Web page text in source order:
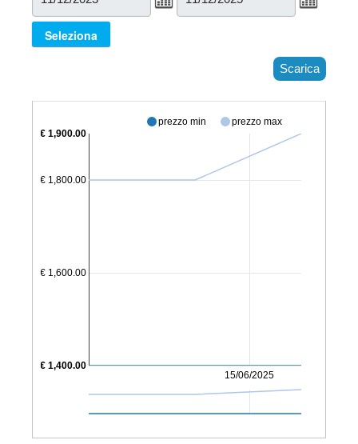
Scarica
prezzo min prezzo max
15/06/2025
€ 1,600.00
€ 1,800.00
€ 1,400.00
€ 1,900.00